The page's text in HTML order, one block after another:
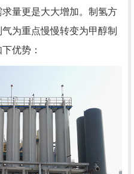
求量更是大大增加。制氢方
为重点慢慢转变为甲醇制
优势：